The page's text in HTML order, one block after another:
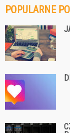
POPULARNE